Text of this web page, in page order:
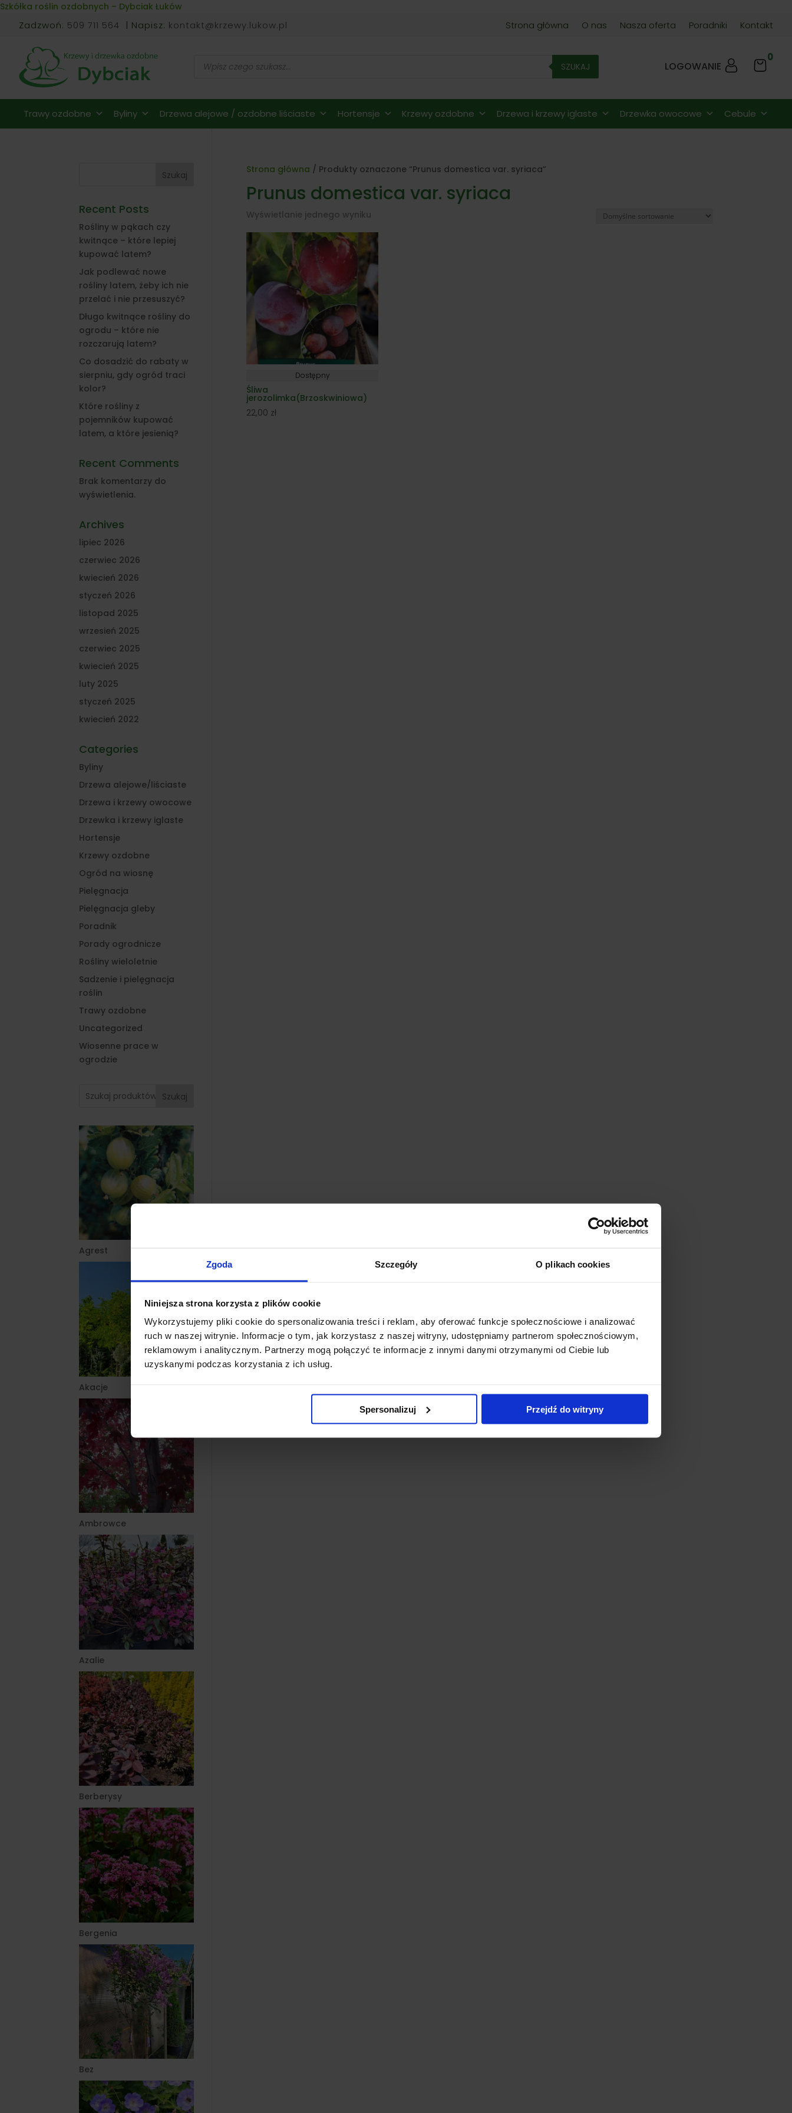
Zgoda Szczegóły O plikach cookies
Niniejsza strona korzysta z plików cookie
Wykorzystujemy pliki cookie do spersonalizowania treści i reklam, aby oferować funkcje społecznościowe i analizować
ruch w naszej witrynie. Informacje o tym, jak korzystasz z naszej witryny, udostępniamy partnerom społecznościowym,
reklamowym i analitycznym. Partnerzy mogą połączyć te informacje z innymi danymi otrzymanymi od Ciebie lub
uzyskanymi podczas korzystania z ich usług.
Spersonalizuj Przejdź do witryny
Skip to content
Szkółka roślin ozdobnych – Dybciak Łuków
Zadzwoń: 509 711 564 | Napisz: kontakt@krzewy.lukow.pl Strona główna O nas Nasza oferta Poradniki Kontakt
produktów SZUKAJ LOGOWANIE
0
Trawy ozdobne Byliny Drzewa alejowe / ozdobne liściaste Hortensje Krzewy ozdobne Drzewa i krzewy iglaste Drzewka owocowe Cebule
Strona główna / Produkty oznaczone “Prunus domestica var. syriaca”
Prunus domestica var. syriaca
Wyświetlanie jednego wyniku
Dostępny
Śliwa
jerozolimka(Brzoskwiniowa)
22,00 zł
Szukaj
Recent Posts
Rośliny w pąkach czy
kwitnące – które lepiej
kupować latem?
Jak podlewać nowe
rośliny latem, żeby ich nie
przelać i nie przesuszyć?
Długo kwitnące rośliny do
ogrodu – które nie
rozczarują latem?
Co dosadzić do rabaty w
sierpniu, gdy ogród traci
kolor?
Które rośliny z
pojemników kupować
latem, a które jesienią?
Recent Comments
Brak komentarzy do
wyświetlenia.
Archives
lipiec 2026
czerwiec 2026
kwiecień 2026
styczeń 2026
listopad 2025
wrzesień 2025
czerwiec 2025
kwiecień 2025
luty 2025
styczeń 2025
kwiecień 2022
Categories
Byliny
Drzewa alejowe/liściaste
Drzewa i krzewy owocowe
Drzewka i krzewy iglaste
Hortensje
Krzewy ozdobne
Ogród na wiosnę
Pielęgnacja
Pielęgnacja gleby
Poradnik
Porady ogrodnicze
Rośliny wieloletnie
Sadzenie i pielęgnacja
roślin
Trawy ozdobne
Uncategorized
Wiosenne prace w
ogrodzie
Szukaj
Agrest
Akacje
Ambrowce
Azalie
Berberysy
Bergenia
Bez